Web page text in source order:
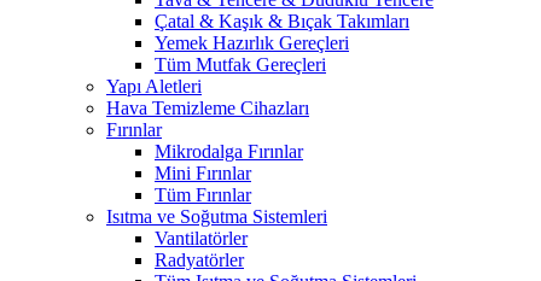
Çatal & Kaşık & Bıçak Takımları
Yemek Hazırlık Gereçleri
Tüm Mutfak Gereçleri
Yapı Aletleri
Hava Temizleme Cihazları
Fırınlar
Mikrodalga Fırınlar
Mini Fırınlar
Tüm Fırınlar
Isıtma ve Soğutma Sistemleri
Vantilatörler
Radyatörler